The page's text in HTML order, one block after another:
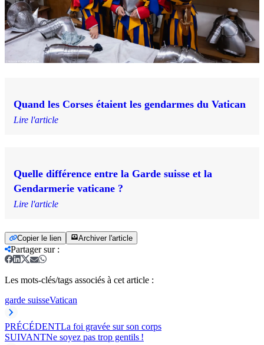
Quand les Corses étaient les gendarmes du Vatican
Lire l'article
Quelle différence entre la Garde suisse et la
Gendarmerie vaticane ?
Lire l'article
Copier le lien Archiver l'article
Partager sur:
Les mots-clés/tags associés à cet article :
garde suisseVatican
PRÉCÉDENTLa foi gravée sur son corps
SUIVANTNe soyez pas trop gentils !